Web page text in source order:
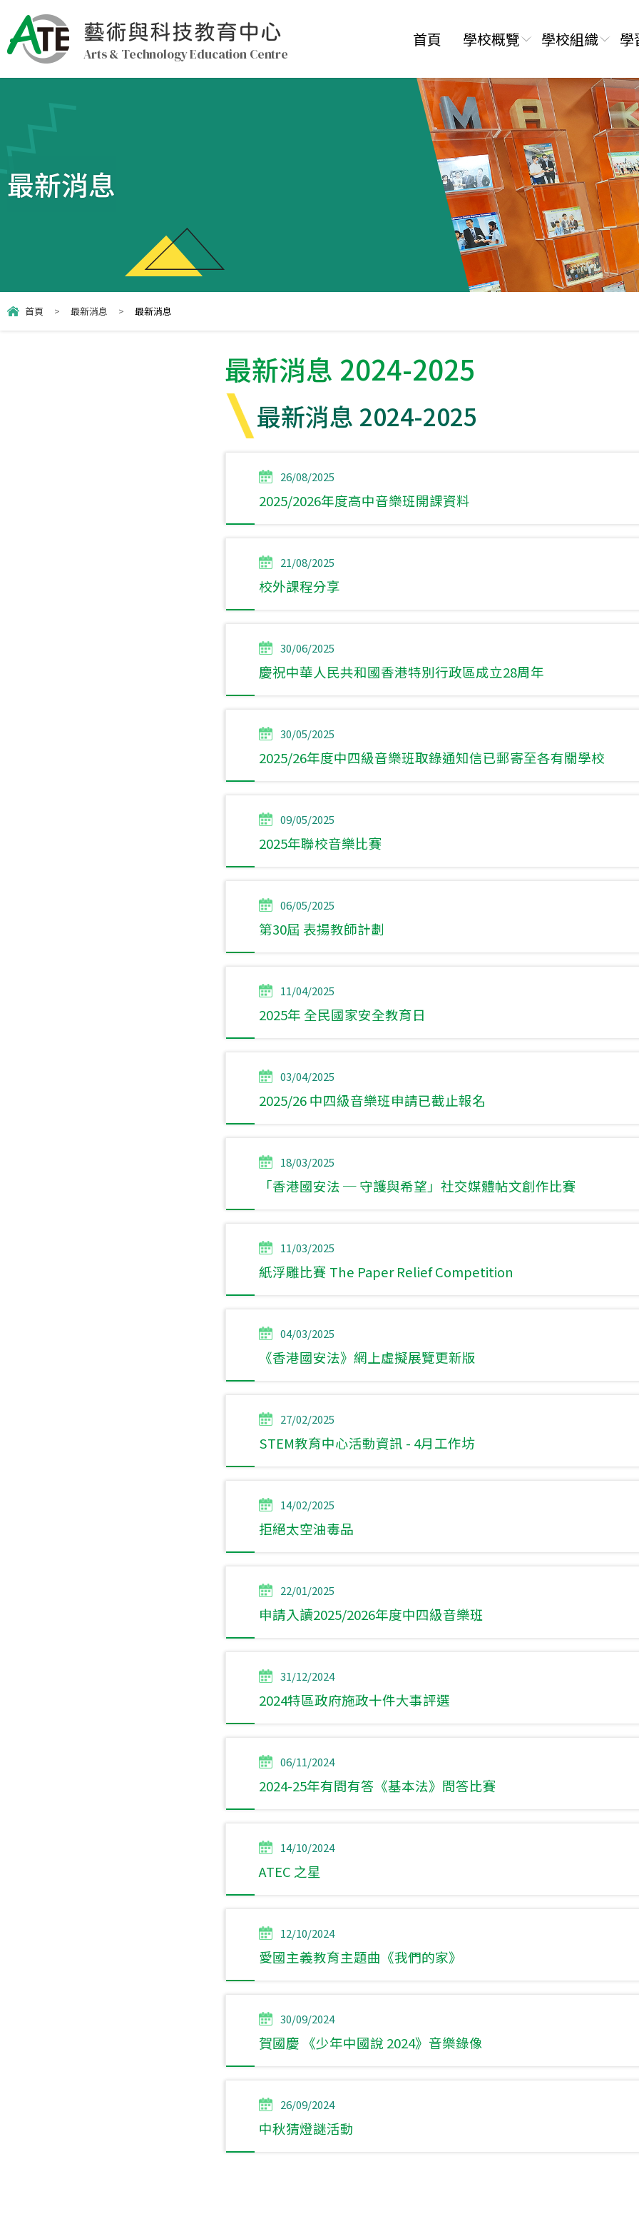
藝術與科技教育中心
Arts & Technology Education Centre
首頁 學校概覽 學校組織 學
最新消息
首頁 > 最新消息 > 最新消息
最新消息 2024-2025
最新消息 2024-2025
26/08/2025
2025/2026年度高中音樂班開課資料
21/08/2025
校外課程分享
30/06/2025
慶祝中華人民共和國香港特別行政區成立28周年
30/05/2025
2025/26年度中四級音樂班取錄通知信已郵寄至各有關學校
09/05/2025
2025年聯校音樂比賽
06/05/2025
第30屆 表揚教師計劃
11/04/2025
2025年 全民國家安全教育日
03/04/2025
2025/26 中四級音樂班申請已截止報名
18/03/2025
「香港國安法 ─ 守護與希望」社交媒體帖文創作比賽
11/03/2025
紙浮雕比賽 The Paper Relief Competition
04/03/2025
《香港國安法》網上虛擬展覽更新版
27/02/2025
STEM教育中心活動資訊 - 4月工作坊
14/02/2025
拒絕太空油毒品
22/01/2025
申請入讀2025/2026年度中四級音樂班
31/12/2024
2024特區政府施政十件大事評選
06/11/2024
2024-25年有問有答《基本法》問答比賽
14/10/2024
ATEC 之星
12/10/2024
愛國主義教育主題曲《我們的家》
30/09/2024
賀國慶 《少年中國說 2024》音樂錄像
26/09/2024
中秋猜燈謎活動